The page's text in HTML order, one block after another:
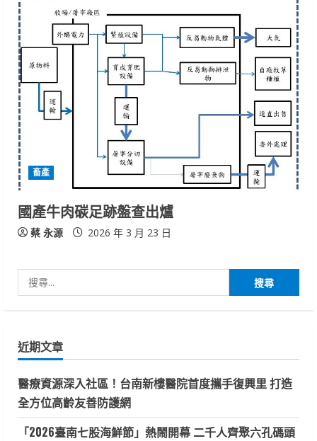
畜產
國產牛肉碳足跡盤查出爐
蔡 永源 2026 年 3 月 23 日
尋
字:
近期文章
醫療資源深入社區！台南新樓醫院首度攜手復興里 打造
全方位高齡友善防護網
「2026臺南七股海鮮節」熱鬧開幕 二千人齊聚六孔碼頭